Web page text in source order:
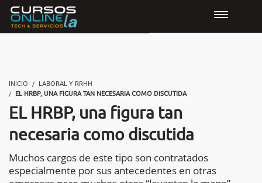
INICIO
LABORAL Y RRHH
EL HRBP, UNA FIGURA TAN NECESARIA COMO DISCUTIDA
EL HRBP, una figura tan
necesaria como discutida
Muchos cargos de este tipo son contratados
especialmente por sus antecedentes en otras